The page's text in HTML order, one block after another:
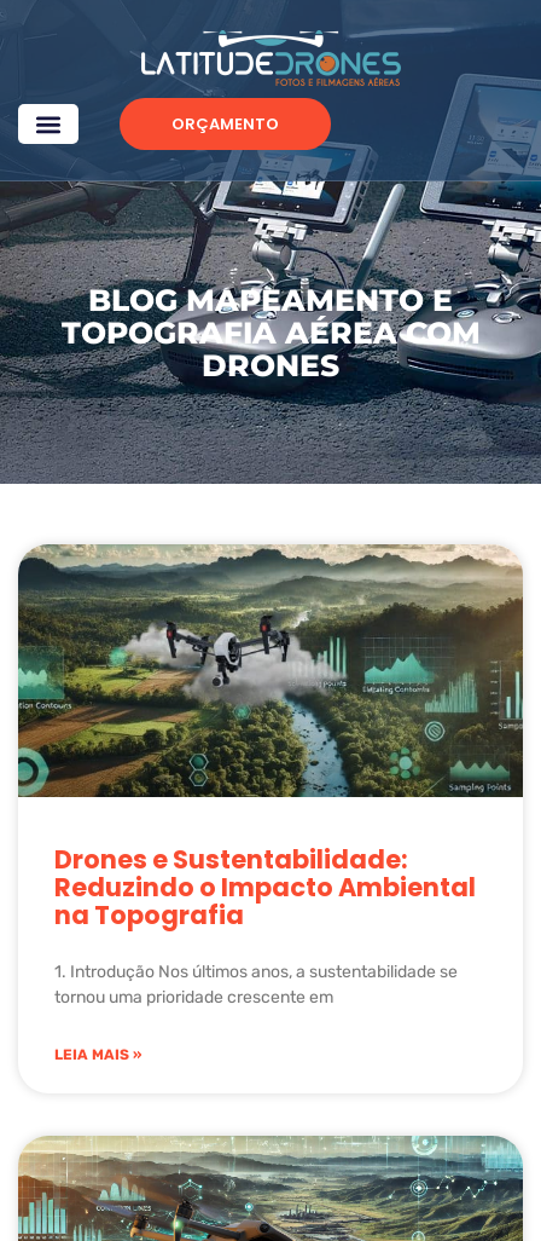
ORÇAMENTO
BLOG MAPEAMENTO E
TOPOGRAFIA AÉREA COM
DRONES
Drones e Sustentabilidade:
Reduzindo o Impacto Ambiental
na Topografia
1. Introdução Nos últimos anos, a sustentabilidade se
tornou uma prioridade crescente em
LEIA MAIS »